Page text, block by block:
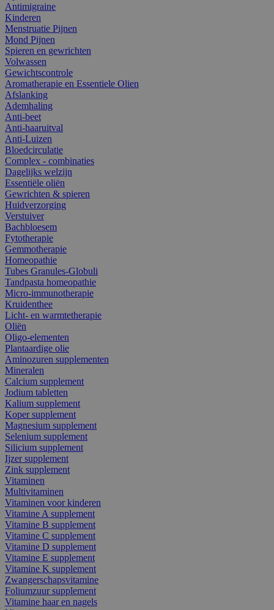
Antimigraine
Kinderen
Menstruatie Pijnen
Mond Pijnen
Spieren en gewrichten
Volwassen
Gewichtscontrole
Aromatherapie en Essentiele Olien
Afslanking
Ademhaling
Anti-beet
Anti-haaruitval
Anti-Luizen
Bloedcirculatie
Complex - combinaties
Dagelijks welzijn
Essentiële oliën
Gewrichten & spieren
Huidverzorging
Verstuiver
Bachbloesem
Fytotherapie
Gemmotherapie
Homeopathie
Tubes Granules-Globuli
Tandpasta homeopathie
Micro-immunotherapie
Kruidenthee
Licht- en warmtetherapie
Oliën
Oligo-elementen
Plantaardige olie
Aminozuren supplementen
Mineralen
Calcium supplement
Jodium tabletten
Kalium supplement
Koper supplement
Magnesium supplement
Selenium supplement
Silicium supplement
Ijzer supplement
Zink supplement
Vitaminen
Multivitaminen
Vitaminen voor kinderen
Vitamine A supplement
Vitamine B supplement
Vitamine C supplement
Vitamine D supplement
Vitamine E supplement
Vitamine K supplement
Zwangerschapsvitamine
Foliumzuur supplement
Vitamine haar en nagels